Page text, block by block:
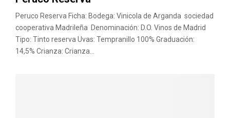
Peruco Reserva Ficha: Bodega: Vinicola de Arganda sociedad
cooperativa Madrileña Denominación: D.O. Vinos de Madrid
Tipo: Tinto reserva Uvas: Tempranillo 100% Graduación:
14,5% Crianza: Crianza...